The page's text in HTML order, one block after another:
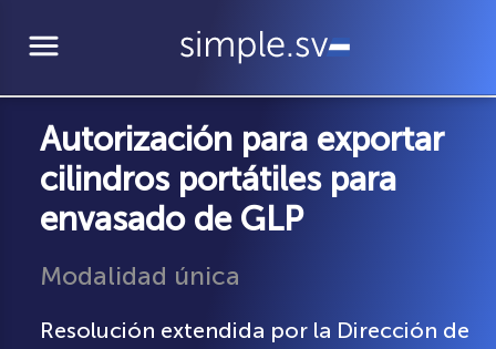
menu
Autorización para exportar
cilindros portátiles para
envasado de GLP
Modalidad única
Resolución extendida por la Dirección de